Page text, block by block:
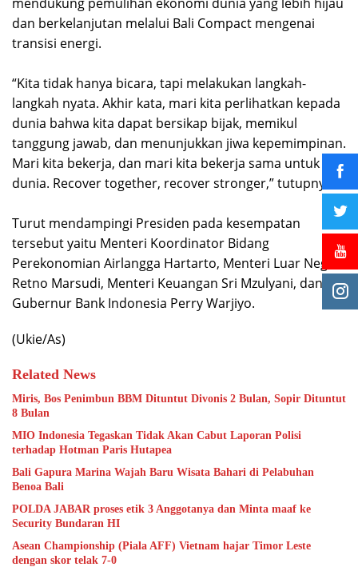
dan berkelanjutan melalui Bali Compact mengenai
transisi energi.
“Kita tidak hanya bicara, tapi melakukan langkah-
langkah nyata. Akhir kata, mari kita perlihatkan kepada
dunia bahwa kita dapat bersikap bijak, memikul
tanggung jawab, dan menunjukkan jiwa kepemimpinan.
Mari kita bekerja, dan mari kita bekerja sama untuk
dunia. Recover together, recover stronger,” tutupnya.
Turut mendampingi Presiden pada kesempatan
tersebut yaitu Menteri Koordinator Bidang
Perekonomian Airlangga Hartarto, Menteri Luar Negeri
Retno Marsudi, Menteri Keuangan Sri Mzulyani, dan
Gubernur Bank Indonesia Perry Warjiyo.
(Ukie/As)
Related News
Miris, Bos Penimbun BBM Dituntut Divonis 2 Bulan, Sopir Dituntut
8 Bulan
MIO Indonesia Tegaskan Tidak Akan Cabut Laporan Polisi
terhadap Hotman Paris Hutapea
Bali Gapura Marina Wajah Baru Wisata Bahari di Pelabuhan
Benoa Bali
POLDA JABAR proses etik 3 Anggotanya dan Minta maaf ke
Security Bundaran HI
Asean Championship (Piala AFF) Vietnam hajar Timor Leste
dengan skor telak 7-0